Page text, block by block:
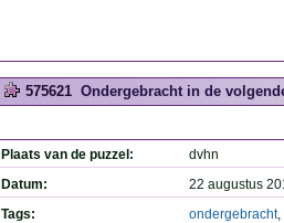
575621 Ondergebracht in de
Plaats van de puzzel:
dvhn
Datum:
22 augustus
Tags:
ondergebracht,